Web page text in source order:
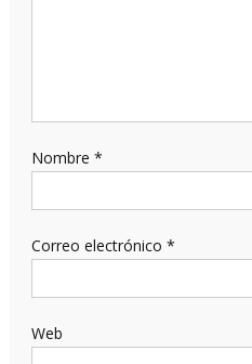
Nombre *
Correo electrónico *
Web